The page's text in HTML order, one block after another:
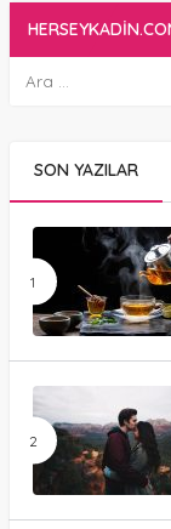
SON YAZILAR